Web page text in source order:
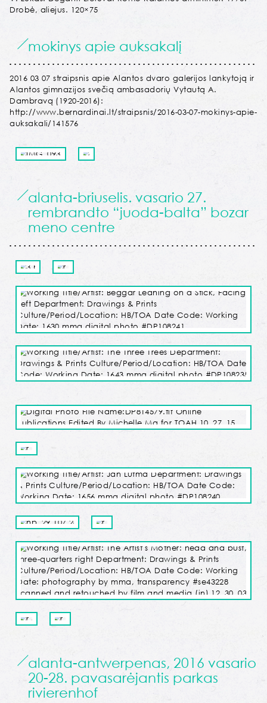
Drobė, aliejus. 120×75
mokinys apie auksakalį
2016 03 07 straipsnis apie Alantos dvaro galerijos lankytoją ir
Alantos gimnazijos svečią ambasadorių Vytautą A.
Dambravą (1920-2016):
http://www.bernardinai.lt/straipsnis/2016-03-07-mokinys-apie-
auksakali/141576
alanta-briuselis. vasario 27.
rembrandto “juoda-balta” bozar
meno centre
alanta-antwerpenas, 2016 vasario
20-28. pavasarėjantis parkas
rivierenhof